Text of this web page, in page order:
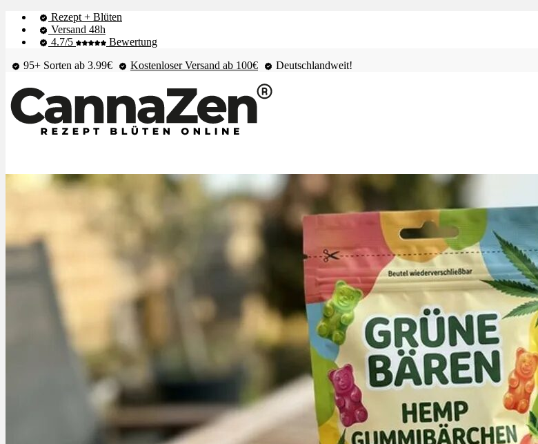
Rezept + Blüten
Versand 48h
4.7/5
Bewertung
95+ Sorten ab 3.99€
Kostenloser Versand ab 100€ Deutschlandweit!
Shop & Live-Bestand
Blüten
Therapien
Alle Krankheiten
Chronische Schmerzen